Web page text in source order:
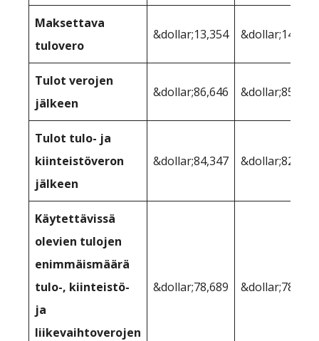
Maksettava
tulovero
&dollar;13,354 &dollar;14,696
Tulot verojen
jälkeen
&dollar;86,646 &dollar;85,304
Tulot tulo- ja
kiinteistöveron
jälkeen
&dollar;84,347 &dollar;82,404
Käytettävissä
olevien tulojen
enimmäismäärä
tulo-, kiinteistö-
ja
liikevaihtoverojen
&dollar;78,689 &dollar;78,901